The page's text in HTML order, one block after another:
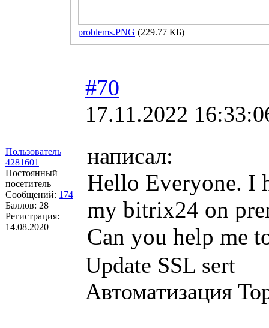
problems.PNG (229.77 КБ)
Пользователь
4281601
Постоянный
посетитель
Сообщений: 174
Баллов: 28
Регистрация:
14.08.2020
#70
17.11.2022
написал:
Hello Everyone. I
my bitrix24 on
Can you help me
Update SSL sert
Автоматизация